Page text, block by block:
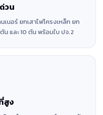
วน
เนอร์ ยกเสาไฟโครงเหล็ก ยก
และ 10 ตัน พร้อมใบ ปจ.2
สูง